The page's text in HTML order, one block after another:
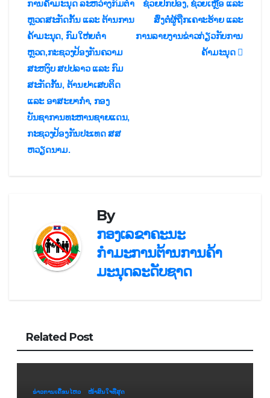
ຳ
ທາງ
ບົດຄວາມ
ຊ່ວຍປົກປ້ອງ, ຊ່ວຍເຫຼືອ ແລະ
ສົ່ງຕໍ່ຜູ້ຖືກເຄາະຮ້າຍ ແລະ
ການລາຍງານຂ່າວກ່ຽວກັບການ
ຄ້າມະນຸດ
ການຄ້າມະນຸດ ລະຫວ່າງກົມຕໍາ
ຫຼວດສະກັດກັ້ນ ແລະ ຕ້ານການ
ຄ້າມະນຸດ, ກົມໃຫ່ຍຕໍາ
ຫຼວດ,ກະຊວງປ້ອງກັນຄວາມ
ສະຫງົບ ສປປລາວ ແລະ ກົມ
ສະກັດກັ້ນ, ຕ້ານຢາເສບຕິດ
ແລະ ອາສະຍາກໍາ, ກອງ
ບັນຊາການທະຫານຊາຍແດນ,
ກະຊວງປ້ອງກັນປະເທດ ສສ
ຫວຽດນາມ.
By
ກອງເລຂາຄະນະ
ກຳມະການຕ້ານການຄ້າ
ມະນຸດລະດັບຊາດ
Related Post
ຂ່າວການເຄື່ອນໄຫວ ໜ້າສົນໃຈທີ່ສຸດ